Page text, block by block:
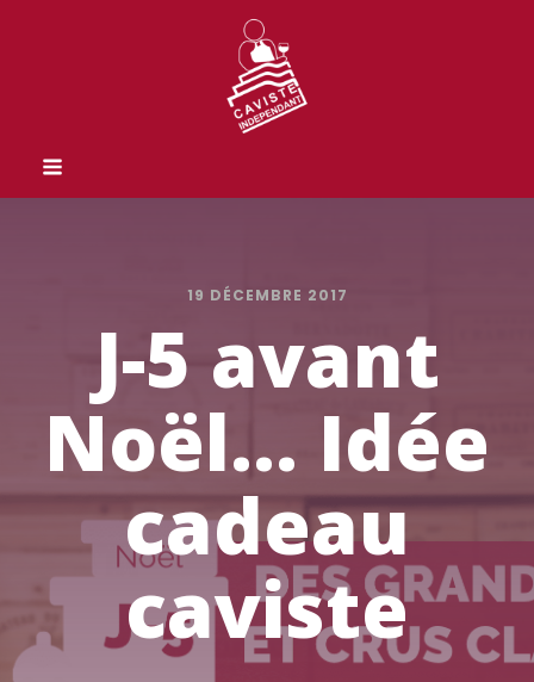
19 DÉCEMBRE 2017
J-5 avant
Noël... Idée
cadeau
caviste